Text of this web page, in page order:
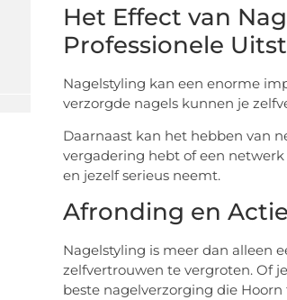
Het Effect van
Professionele
Nagelstyling kan een enorme
verzorgde nagels kunnen je
Daarnaast kan het hebben van
vergadering hebt of een
en jezelf serieus neemt.
Afronding en
Nagelstyling is meer dan alleen
zelfvertrouwen te vergroten. Of
beste nagelverzorging die